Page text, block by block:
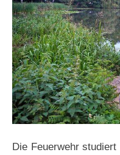
Die Feuerwehr